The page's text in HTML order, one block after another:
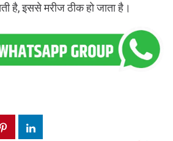
है, इससे मरीज ठीक हो जाता है।